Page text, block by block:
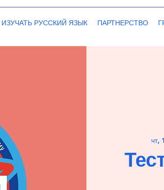
ИЗУЧАТЬ РУССКИЙ ЯЗЫК ПАРТНЕРСТВО
чт,